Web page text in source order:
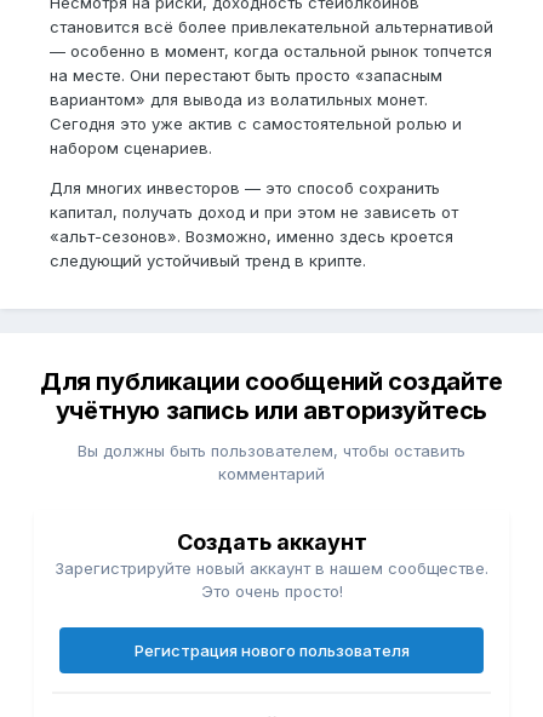
становится всё более привлекательной альтернативой
— особенно в момент, когда остальной рынок топчется
на месте. Они перестают быть просто «запасным
вариантом» для вывода из волатильных монет.
Сегодня это уже актив с самостоятельной ролью и
набором сценариев.
Для многих инвесторов — это способ сохранить
капитал, получать доход и при этом не зависеть от
«альт-сезонов». Возможно, именно здесь кроется
следующий устойчивый тренд в крипте.
Для публикации сообщений создайте
учётную запись или авторизуйтесь
Вы должны быть пользователем, чтобы оставить
комментарий
Создать аккаунт
Зарегистрируйте новый аккаунт в нашем сообществе.
Это очень просто!
Регистрация нового пользователя